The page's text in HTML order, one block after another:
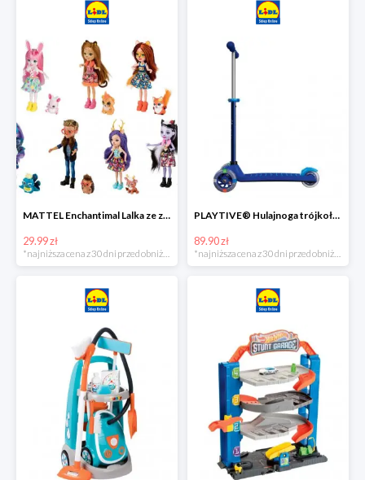
MATTEL Enchantimal Lalka ze zwierzątkiem
29.99 zł
*najniższa cena z 30 dni przed obniżką
PLAYTIVE® Hulajnoga trójkołowa Tri Scooter z diodami LED
89.90 zł
*najniższa cena z 30 dni przed obniżką